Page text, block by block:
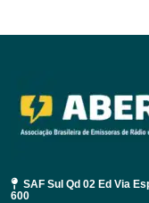
SAF Sul Qd 02 Ed Via
600